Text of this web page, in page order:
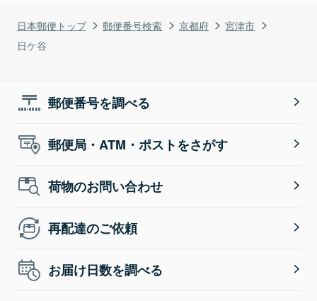
日本郵便トップ 郵便番号検索 京都府
宮津市
日ケ谷
郵便番号を調べる
郵便局・ATM・ポストをさがす
荷物のお問い合わせ
再配達のご依頼
お届け日数を調べる